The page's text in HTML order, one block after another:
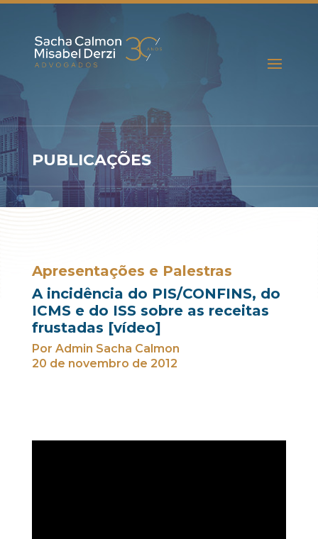
PUBLICAÇÕES
Apresentações e Palestras
A incidência do PIS/CONFINS, do
ICMS e do ISS sobre as receitas
frustadas [vídeo]
Por Admin Sacha Calmon
20 de novembro de 2012